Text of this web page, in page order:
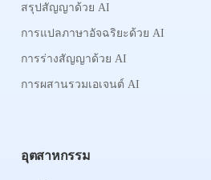
สรุปสัญญาด้วย AI
การแปลภาษาอัจฉริยะด้วย AI
การร่างสัญญาด้วย AI
การผสานรวมเอเจนต์ AI
อุตสาหกรรม